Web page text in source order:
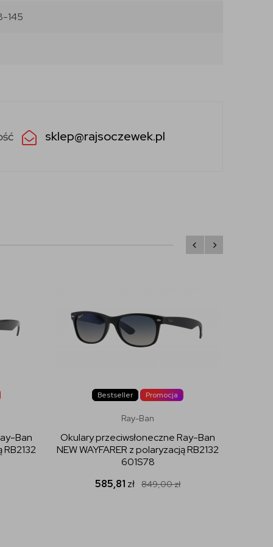
145
sklep@rajsoczewek.pl
Ban
RB2132
Bestseller Promocja
Ray-Ban
Okulary przeciwsłoneczne Ray-Ban
NEW WAYFARER z polaryzacją RB2132
601S78
585,81 zł 849,00zł